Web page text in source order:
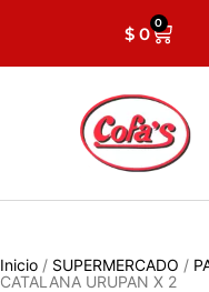
$0 0
Inicio / SUPERMERCADO /
CATALANA URUPAN X 2